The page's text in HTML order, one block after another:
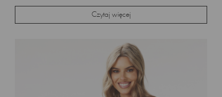
Czytaj więcej